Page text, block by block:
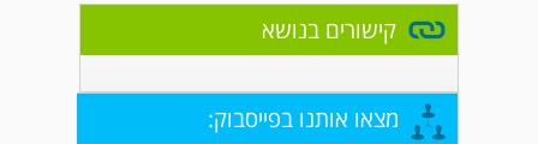
קישורים בנושא
מצאו אותנו בפייסבוק: